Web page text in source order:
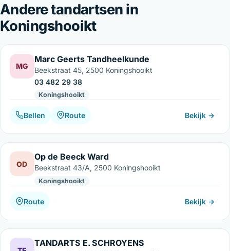
Andere tandartsen in
Koningshooikt
MG
Marc Geerts Tandheelkunde
Beekstraat 45, 2500 Koningshooikt
03 482 29 38
Koningshooikt
Bellen Route Bekijk →
OD
Op de Beeck Ward
Beekstraat 43/A, 2500 Koningshooikt
Koningshooikt
Route Bekijk →
TANDARTS E. SCHROYENS